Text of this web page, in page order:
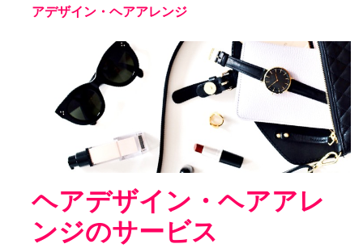
アデザイン・ヘアアレンジ
ヘアデザイン・ヘアアレ
ンジのサービス